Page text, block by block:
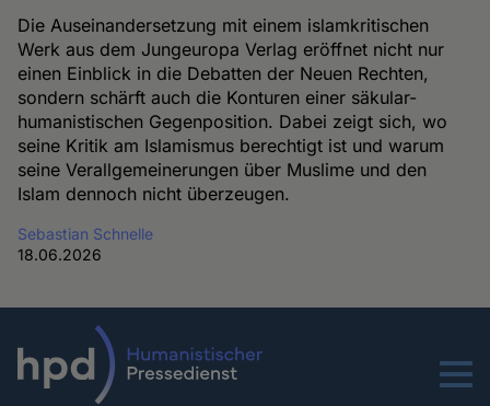
Die Auseinandersetzung mit einem islamkritischen
Werk aus dem Jungeuropa Verlag eröffnet nicht nur
einen Einblick in die Debatten der Neuen Rechten,
sondern schärft auch die Konturen einer säkular-
humanistischen Gegenposition. Dabei zeigt sich, wo
seine Kritik am Islamismus berechtigt ist und warum
seine Verallgemeinerungen über Muslime und den
Islam dennoch nicht überzeugen.
Sebastian Schnelle
18.06.2026
Menu